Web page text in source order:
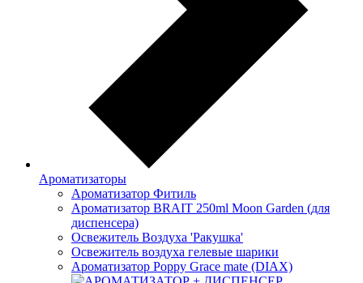
Ароматизаторы
Ароматизатор Фитиль
Ароматизатор BRAIT 250ml Moon Garden (для
диспенсера)
Освежитель Воздуха 'Ракушка'
Освежитель воздуха гелевые шарики
Ароматизатор Poppy Grace mate (DIAX)